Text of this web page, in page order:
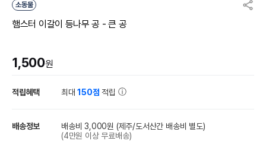
소동물
햄스터 이갈이 등나무 공 - 큰 공
1,500원
적립혜택 최대150점 적립
배송정보 배송비 3,000원 (제주/도서산간 배송비 별도)
(4만원 이상 무료배송)